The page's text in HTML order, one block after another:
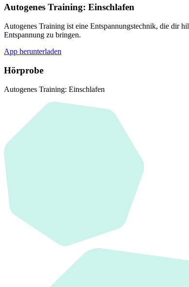
Autogenes Training: Einschlafen
Autogenes Training ist eine Entspannungstechnik, die dir
Entspannung zu bringen.
App herunterladen
Hörprobe
Autogenes Training: Einschlafen